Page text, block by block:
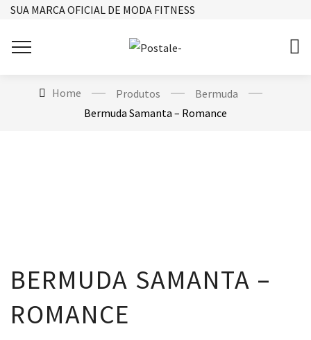
SUA MARCA OFICIAL DE MODA FITNESS
Home Produtos
Bermuda
Bermuda Samanta – Romance
BERMUDA SAMANTA –
ROMANCE